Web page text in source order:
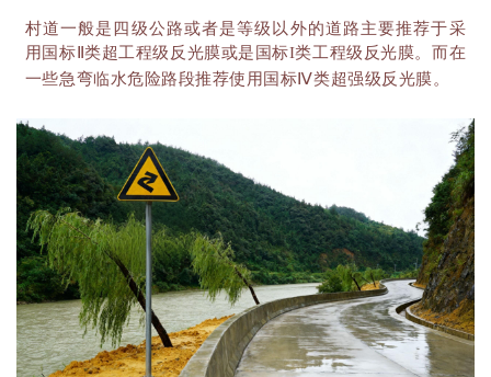
村道一般是四级公路或者是等级以外的道路主要推荐于采
用国标 Ⅱ类超工程级反光膜或是国标I类工程级反光膜。而在
一些急弯临水危险路段推荐使用国标Ⅳ类超强级反光膜。